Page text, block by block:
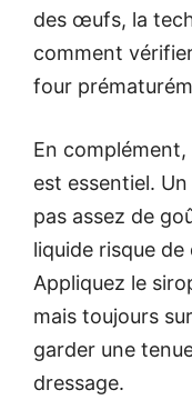
des œufs, la
comment
four
En complément,
est essentiel.
pas assez de
liquide risque
Appliquez le
mais toujours
garder une
dressage.